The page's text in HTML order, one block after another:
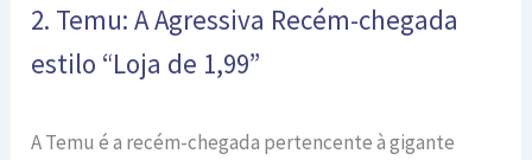
2. Temu: A Agressiva Recém-chegada
estilo “Loja de 1,99”
A Temu é a recém-chegada pertencente à gigante